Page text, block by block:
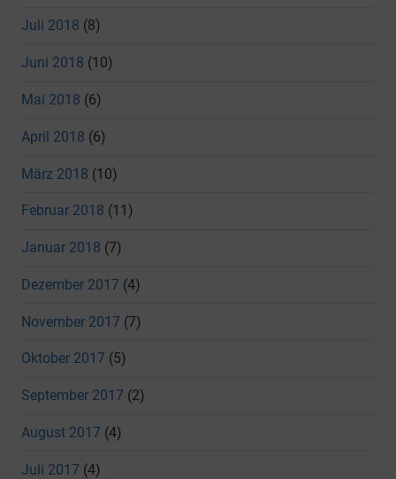
Juli 2018 (8)
Juni 2018 (10)
Mai 2018 (6)
April 2018 (6)
März 2018 (10)
Februar 2018 (11)
Januar 2018 (7)
Dezember 2017 (4)
November 2017 (7)
Oktober 2017 (5)
September 2017 (2)
August 2017 (4)
Juli 2017 (4)